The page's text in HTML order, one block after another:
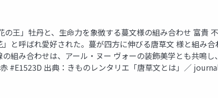
王」牡丹と、生命力を象徴する蔓文様の組み合わせ 富貴
と呼ばれ愛好された。蔓が四方に伸びる唐草文 様と組み
組み合わせは、アール・ヌー ヴォーの装飾美学とも共鳴
#E1523D 出典：きものレンタリエ「唐草文とは」／